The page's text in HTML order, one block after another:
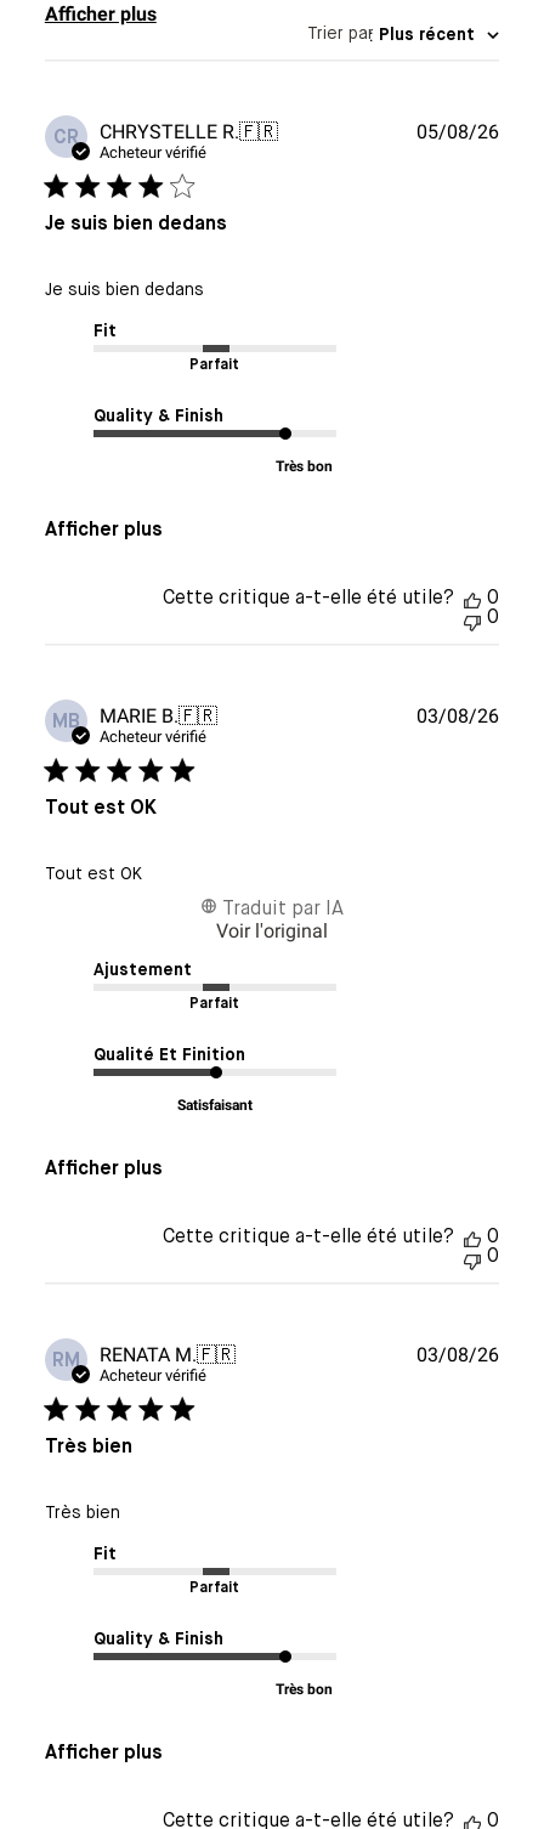
Afficher plus
Trier par: Plus récent
CR CHRYSTELLE R.🇫🇷
Acheteur vérifié
Je suis bien dedans
Je suis bien dedans
Fit
Parfait
Quality & Finish
Très bon
Afficher plus
Date
05/08/26
Cette critique a-t-elle été utile?
0
0
MB MARIE B.🇫🇷
Acheteur vérifié
Tout est OK
Tout est OK
Ajustement
Parfait
Qualité Et Finition
Satisfaisant
Afficher plus
Traduit par IA
Voir l'original
Date
03/08/26
Cette critique a-t-elle été utile?
0
0
RM RENATA M.🇫🇷
Acheteur vérifié
Très bien
Très bien
Fit
Parfait
Quality & Finish
Très bon
Afficher plus
Date
03/08/26
Cette critique a-t-elle été utile? 0